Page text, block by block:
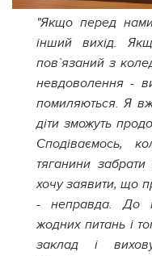
"Якщо перед
інший вихід.
пов`язаний з
невдоволення -
помиляються. Я
діти зможуть
Сподіваємось,
тяганини
хочу заявити, що
- неправда. До
жодних питань і
заклад і